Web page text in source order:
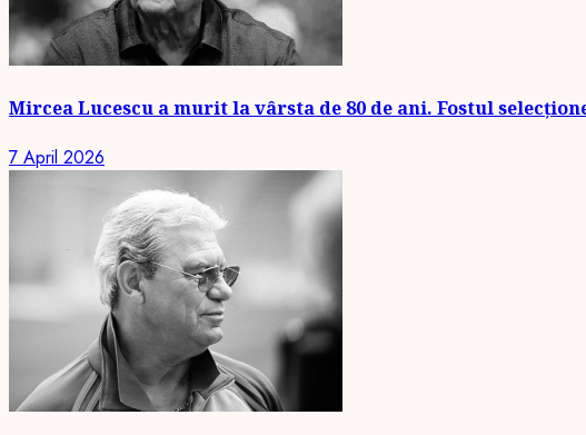
Mircea Lucescu a murit la vârsta de 80 de ani. Fostul
7 April 2026